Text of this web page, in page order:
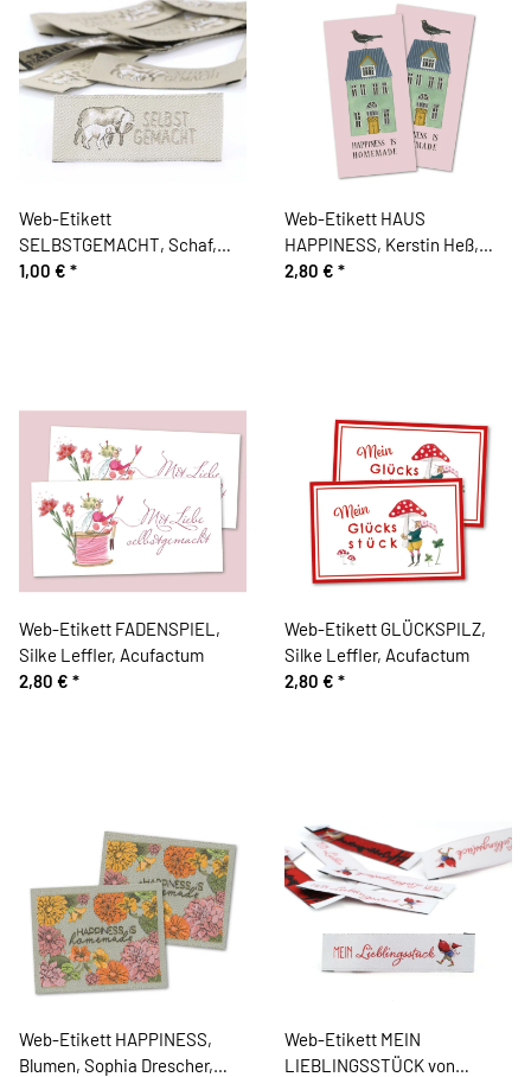
Web-Etikett
SELBSTGEMACHT, Schaf,
Acufactum
1,00 € *
Web-Etikett HAUS
HAPPINESS, Kerstin Heß,
Acufactum
2,80 € *
Web-Etikett FADENSPIEL,
Silke Leffler, Acufactum
2,80 € *
Web-Etikett GLÜCKSPILZ,
Silke Leffler, Acufactum
2,80 € *
Web-Etikett HAPPINESS,
Blumen, Sophia Drescher,
Web-Etikett MEIN
LIEBLINGSSTÜCK von